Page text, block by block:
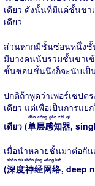
เดียว ดังนั้นที่มีแค่ชั้นขา
เดียว
ส่วนหากมีชั้นซ่อนหนึ่งชั้
มีบางคนนับรวมชั้นขาเ
ชั้นซ่อนชั้นนึงก็จะนับเป็
ปกติถ้าพูดว่าเพอร์เซปต
เดียว แต่เพื่อเป็นการแย
เดียว (单层感知器
dān céng gǎn zhī qì
,
เมื่อนำหลายชั้นมาต่อกัน
(深度神经网络
shēn dù shén jīng wǎng luò
, deep